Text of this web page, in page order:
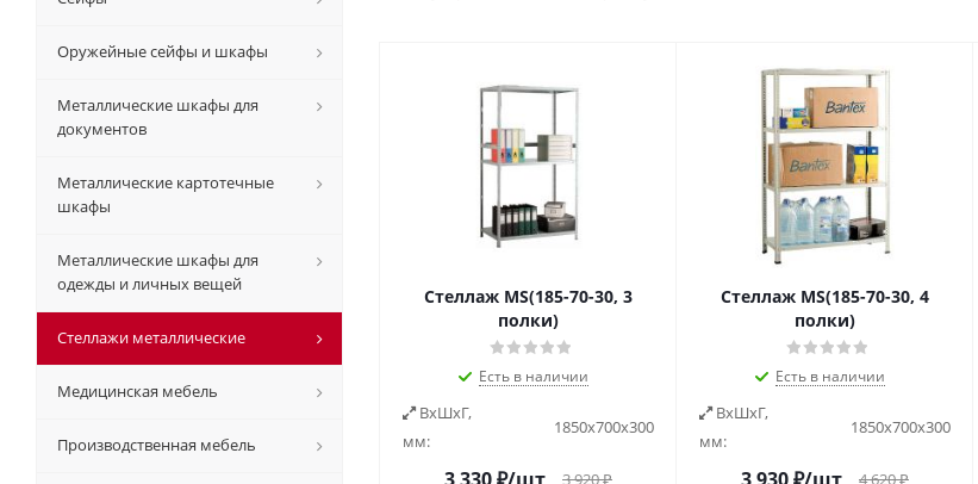
Стеллаж MS(185-70-30, 3
полки)
Есть в наличии
ВxШxГ,
мм:
1850х700х300
3 920₽
Стеллаж MS(185-70-30, 4
полки)
Есть в наличии
ВxШxГ,
мм:
1850х700х300
4 620₽
Оружейные сейфы и шкафы
Металлические шкафы для
документов
Металлические картотечные
шкафы
Металлические шкафы для
одежды и личных вещей
Стеллажи металлические
Медицинская мебель
Производственная мебель